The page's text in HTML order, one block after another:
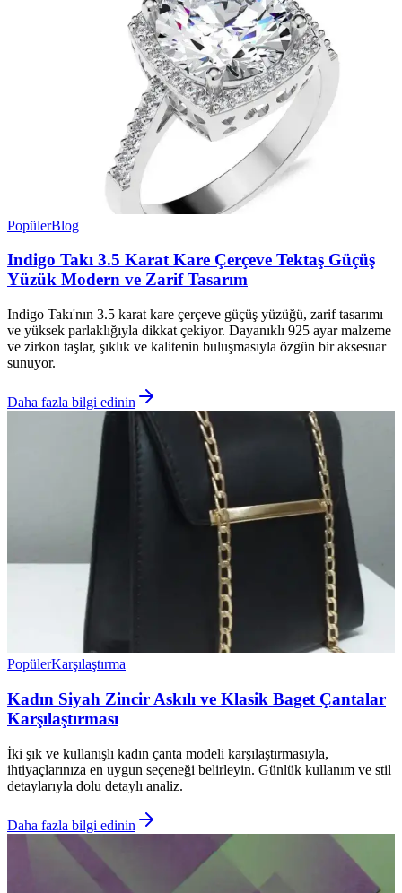
PopülerBlog
Indigo Takı 3.5 Karat Kare Çerçeve Tektaş Güçüş
Yüzük Modern ve Zarif Tasarım
Indigo Takı'nın 3.5 karat kare çerçeve güçüş yüzüğü, zarif tasarımı
ve yüksek parlaklığıyla dikkat çekiyor. Dayanıklı 925 ayar malzeme
ve zirkon taşlar, şıklık ve kalitenin buluşmasıyla özgün bir aksesuar
sunuyor.
Daha fazla bilgi edinin
PopülerKarşılaştırma
Kadın Siyah Zincir Askılı ve Klasik Baget Çantalar
Karşılaştırması
İki şık ve kullanışlı kadın çanta modeli karşılaştırmasıyla,
ihtiyaçlarınıza en uygun seçeneği belirleyin. Günlük kullanım ve stil
detaylarıyla dolu detaylı analiz.
Daha fazla bilgi edinin